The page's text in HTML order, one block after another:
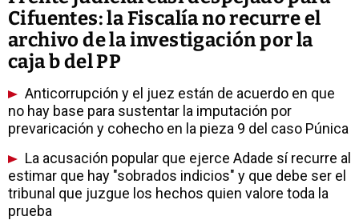
Cifuentes: la Fiscalía no recurre el
archivo de la investigación por la
caja b del PP
Anticorrupción y el juez están de acuerdo en que
no hay base para sustentar la imputación por
prevaricación y cohecho en la pieza 9 del caso Púnica
La acusación popular que ejerce Adade sí recurre al
estimar que hay "sobrados indicios" y que debe ser el
tribunal que juzgue los hechos quien valore toda la
prueba